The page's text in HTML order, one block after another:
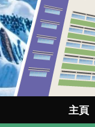
主頁